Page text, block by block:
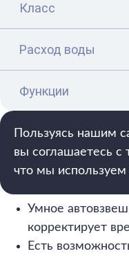
Класс
Расход воды
Функции
Преимущества
Умное
корректирует
Есть
Пользуясь нашим
вы соглашаетесь с
что мы используем